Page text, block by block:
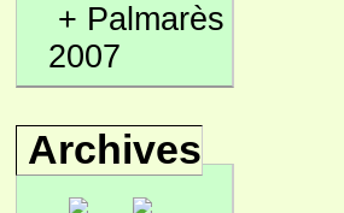
+ Palmarès
2007
Archives